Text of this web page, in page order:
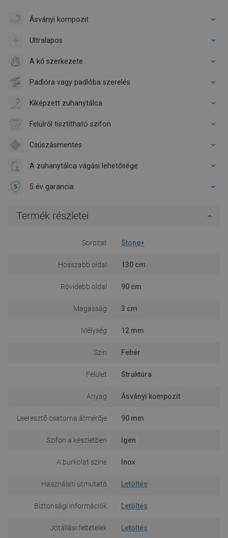
Ásványi kompozit
Ultralapos
A kő szerkezete
Padlóra vagy padlóba szerelés
Kiképzett zuhanytálca
Felülről tisztítható szifon
Csúszásmentes
A zuhanytálca vágási lehetősége
5 év garancia
Termék részletei
Sorozat Stone+
Hosszabb oldal 130 cm
Rövidebb oldal 90 cm
Magasság 3 cm
Mélység 12 mm
Szín Fehér
Felület Struktúra
Anyag Ásványi kompozit
Leeresztő csatorna átmérője 90 mm
Szifon a készletben Igen
A burkolat színe Inox
Használati útmutató Letöltés
Biztonsági információk Letöltés
Jótállási feltételek Letöltés